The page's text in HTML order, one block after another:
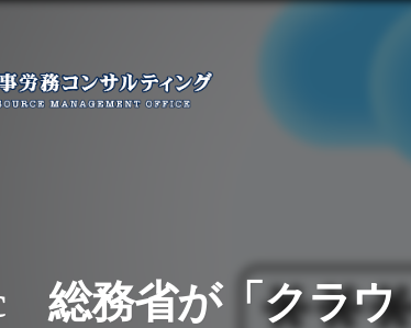
総務省が「クラウ